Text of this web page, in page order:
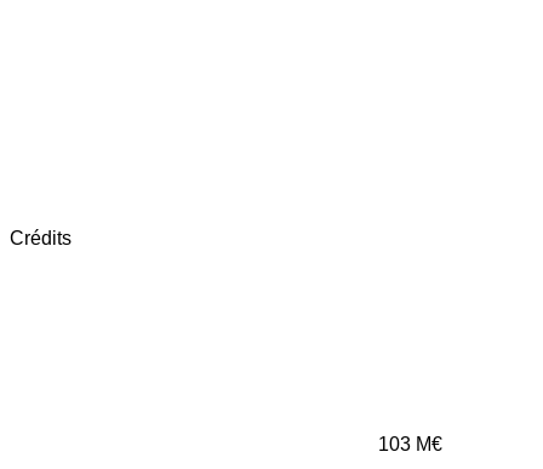
Crédits
103 M€